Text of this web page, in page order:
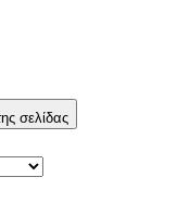
σελίδας